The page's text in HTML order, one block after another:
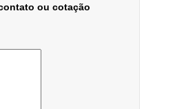
ou cotação